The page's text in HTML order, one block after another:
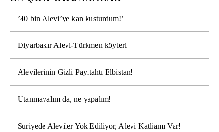
’40 bin Alevi’ye kan kusturdum!’
Diyarbakır Alevi-Türkmen köyleri
Alevilerinin Gizli Payitahtı Elbistan!
Utanmayalım da, ne yapalım!
Suriyede Aleviler Yok Ediliyor, Alevi Katliamı Var!